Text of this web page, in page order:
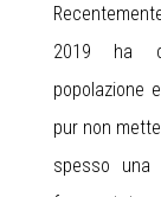
2019 ha
popolazione
pur non
spesso una